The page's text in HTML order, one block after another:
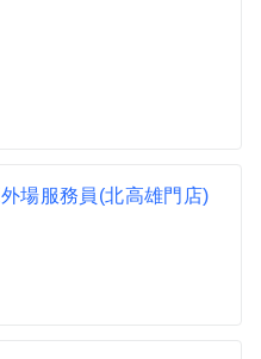
場服務員(北高雄門店)